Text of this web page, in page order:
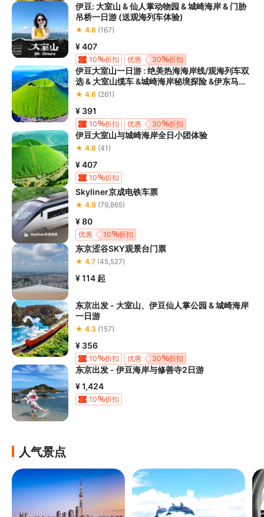
伊豆: 大室山 & 仙人掌动物园 & 城崎海岸 & 门胁
吊桥一日游 (送观海列车体验)
★ 4.8 (167)
¥ 407
10 折扣 30 折扣
优惠
伊豆大室山一日游 : 绝美热海海岸线/观海列车双
选 & 大室山缆车 &城崎海岸秘境探险 &伊东马琳
小镇漫步
★ 4.6 (261)
¥ 391
10 折扣 30 折扣
优惠
伊豆大室山与城崎海岸全日小团体验
★ 4.8 (41)
¥ 407
10 折扣
Skyliner京成电铁车票
★ 4.9 (79,865)
¥ 80
10 折扣
优惠
东京涩谷SKY观景台门票
★ 4.7 (45,527)
¥ 114 起
东京出发 - 大室山、伊豆仙人掌公园 & 城崎海岸
一日游
★ 4.3 (157)
¥ 356
10 折扣 30 折扣
优惠
东京出发 - 伊豆海岸与修善寺2日游
¥ 1,424
10 折扣
人气景点